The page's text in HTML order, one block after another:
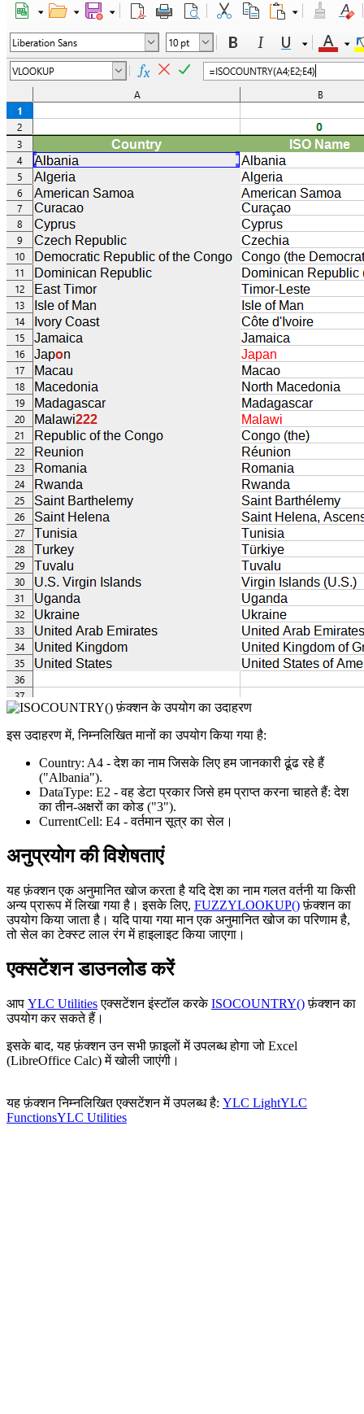
इस उदाहरण में, निम्नलिखित मानों का उपयोग किया गया है:
Country: A4 - देश का नाम जिसके लिए हम जानकारी ढूंढ रहे हैं
("Albania").
DataType: E2 - वह डेटा प्रकार जिसे हम प्राप्त करना चाहते हैं: देश
का तीन-अक्षरों का कोड ("3").
CurrentCell: E4 - वर्तमान सूत्र का सेल।
अनुप्रयोग की विशेषताएं
यह फ़ंक्शन एक अनुमानित खोज करता है यदि देश का नाम गलत वर्तनी या किसी
अन्य प्रारूप में लिखा गया है। इसके लिए, FUZZYLOOKUP()फ़ंक्शन का
उपयोग किया जाता है। यदि पाया गया मान एक अनुमानित खोज का परिणाम है,
तो सेल का टेक्स्ट लाल रंग में हाइलाइट किया जाएगा।
एक्सटेंशन डाउनलोड करें
आप YLC Utilitiesएक्सटेंशन इंस्टॉल करकेISOCOUNTRY()फ़ंक्शन का
उपयोग कर सकते हैं।
इसके बाद, यह फ़ंक्शन उन सभी फ़ाइलों में उपलब्ध होगा जो Excel
(LibreOffice Calc) में खोली जाएंगी।
यह फ़ंक्शन निम्नलिखित एक्सटेंशन में उपलब्ध है: YLC LightYLC
FunctionsYLC Utilities